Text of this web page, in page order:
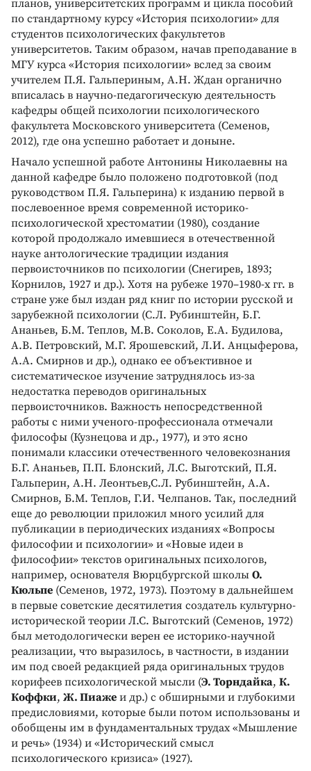
планов, университетских программ и цикла пособий
по стандартному курсу «История психологии» для
студентов психологических факультетов
университетов. Таким образом, начав преподавание в
МГУ курса «История психологии» вслед за своим
учителем П.Я. Гальпериным, А.Н. Ждан органично
вписалась в научно-педагогическую деятельность
кафедры общей психологии психологического
факультета Московского университета (Семенов,
2012), где она успешно работает и доныне.
Начало успешной работе Антонины Николаевны на
данной кафедре было положено подготовкой (под
руководством П.Я. Гальперина) к изданию первой в
послевоенное время современной историко-
психологической хрестоматии (1980), создание
которой продолжало имевшиеся в отечественной
науке антологические традиции издания
первоисточников по психологии (Снегирев, 1893;
Корнилов, 1927 и др.). Хотя на рубеже 1970–1980-х гг. в
стране уже был издан ряд книг по истории русской и
зарубежной психологии (С.Л. Рубинштейн, Б.Г.
Ананьев, Б.М. Теплов, М.В. Соколов, Е.А. Будилова,
А.В. Петровский, М.Г. Ярошевский, Л.И. Анцыферова,
А.А. Смирнов и др.), однако ее объективное и
систематическое изучение затруднялось из-за
недостатка переводов оригинальных
первоисточников. Важность непосредственной
работы с ними ученого-профессионала отмечали
философы (Кузнецова и др., 1977), и это ясно
понимали классики отечественного человекознания
Б.Г. Ананьев, П.П. Блонский, Л.С. Выготский, П.Я.
Гальперин, А.Н. Леонтьев,С.Л. Рубинштейн, А.А.
Смирнов, Б.М. Теплов, Г.И. Челпанов. Так, последний
еще до революции приложил много усилий для
публикации в периодических изданиях «Вопросы
философии и психологии» и «Новые идеи в
философии» текстов оригинальных психологов,
например, основателя Вюрцбургской школы О.
Кюльпе (Семенов, 1972, 1973). Поэтому в дальнейшем
в первые советские десятилетия создатель культурно-
исторической теории Л.С. Выготский (Семенов, 1972)
был методологически верен ее историко-научной
реализации, что выразилось, в частности, в издании
им под своей редакцией ряда оригинальных трудов
корифеев психологической мысли (Э. Торндайка, К.
Коффки, Ж. Пиаже и др.) с обширными и глубокими
предисловиями, которые были потом использованы и
обобщены им в фундаментальных трудах «Мышление
и речь» (1934) и «Исторический смысл
психологического кризиса» (1927).